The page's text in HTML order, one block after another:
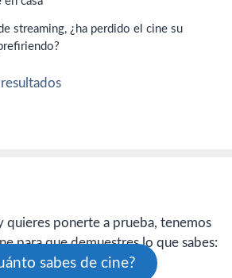
perdido el cine su
prefiriendo?
quieres ponerte a prueba, tenemos
para que demuestres lo que sabes:
sabes de cine?